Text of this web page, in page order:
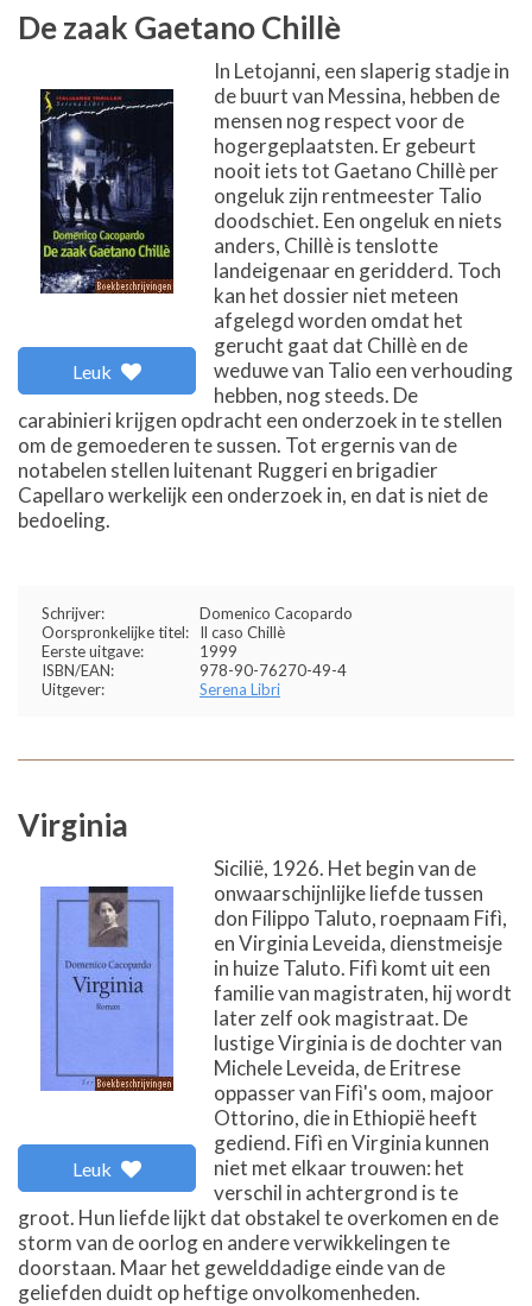
De zaak Gaetano Chillè
Leuk
In Letojanni, een slaperig stadje in
de buurt van Messina, hebben de
mensen nog respect voor de
hogergeplaatsten. Er gebeurt
nooit iets tot Gaetano Chillè per
ongeluk zijn rentmeester Talio
doodschiet. Een ongeluk en niets
anders, Chillè is tenslotte
landeigenaar en geridderd. Toch
kan het dossier niet meteen
afgelegd worden omdat het
gerucht gaat dat Chillè en de
weduwe van Talio een verhouding
hebben, nog steeds. De
carabinieri krijgen opdracht een onderzoek in te stellen
om de gemoederen te sussen. Tot ergernis van de
notabelen stellen luitenant Ruggeri en brigadier
Capellaro werkelijk een onderzoek in, en dat is niet de
bedoeling.
Schrijver:
Domenico Cacopardo
Oorspronkelijke titel:
Il caso Chillè
Eerste uitgave:
1999
ISBN/EAN:
978-90-76270-49-4
Uitgever:
Serena Libri
Virginia
Leuk
Sicilië, 1926. Het begin van de
onwaarschijnlijke liefde tussen
don Filippo Taluto, roepnaam Fifì,
en Virginia Leveida, dienstmeisje
in huize Taluto. Fifì komt uit een
familie van magistraten, hij wordt
later zelf ook magistraat. De
lustige Virginia is de dochter van
Michele Leveida, de Eritrese
oppasser van Fifì's oom, majoor
Ottorino, die in Ethiopië heeft
gediend. Fifì en Virginia kunnen
niet met elkaar trouwen: het
verschil in achtergrond is te
groot. Hun liefde lijkt dat obstakel te overkomen en de
storm van de oorlog en andere verwikkelingen te
doorstaan. Maar het gewelddadige einde van de
geliefden duidt op heftige onvolkomenheden.